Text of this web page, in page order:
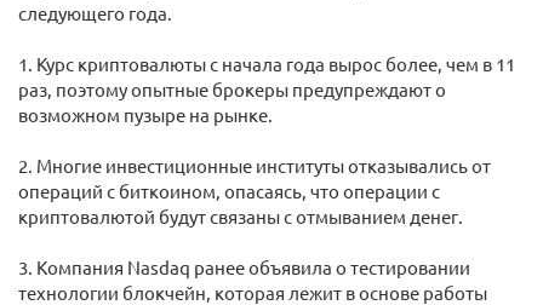
следующего года.
1. Курс криптовалюты с начала года вырос более, чем в 11
раз, поэтому опытные брокеры предупреждают о
возможном пузыре на рынке.
2. Многие инвестиционные институты отказывались от
операций с биткоином, опасаясь, что операции с
криптовалютой будут связаны с отмыванием денег.
3. Компания Nasdaq ранее объявила о тестировании
технологии блокчейн, которая лежит в основе работы